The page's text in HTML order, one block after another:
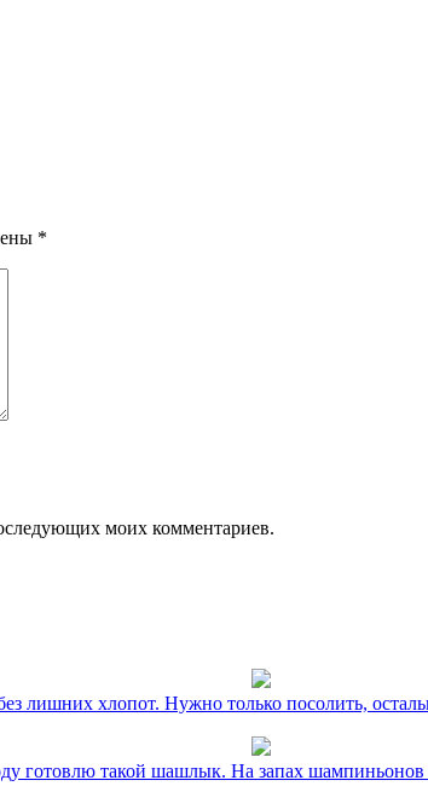
*
моих комментариев.
лишних хлопот. Нужно только посолить,
готовлю такой шашлык. На запах шампиньонов